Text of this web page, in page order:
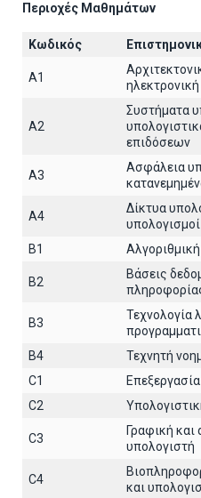
Περιοχές Μαθημάτων
Κωδικός
A1
ηλεκτρονική
A2
Συστήματα
επιδόσεων
A3
Ασφάλεια
A4
Δίκτυα
B1
B2
Βάσεις
B3
Τεχνολογία
B4
Τεχνητή
C1
C2
C3
Γραφική
υπολογιστή
C4
και